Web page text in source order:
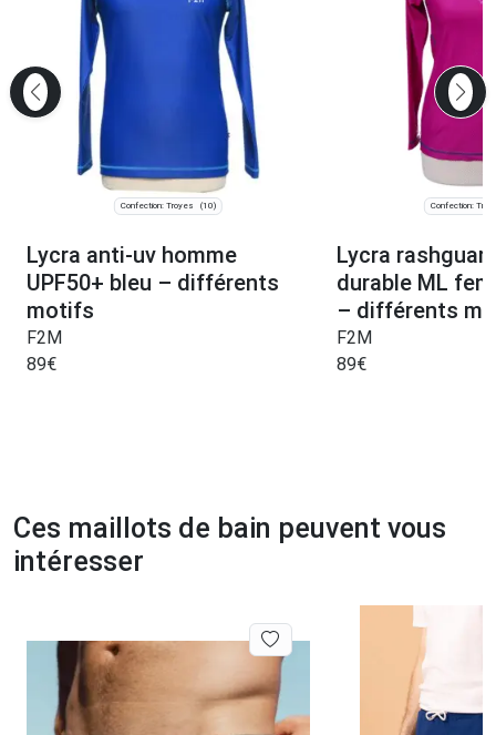
Confection: Troyes (10)
Lycra anti-uv homme
UPF50+ bleu – différents
motifs
F2M
89€
Confection:
Lycra
durable ML
– différents
F2M
89€
Ces maillots de bain peuvent vous
intéresser